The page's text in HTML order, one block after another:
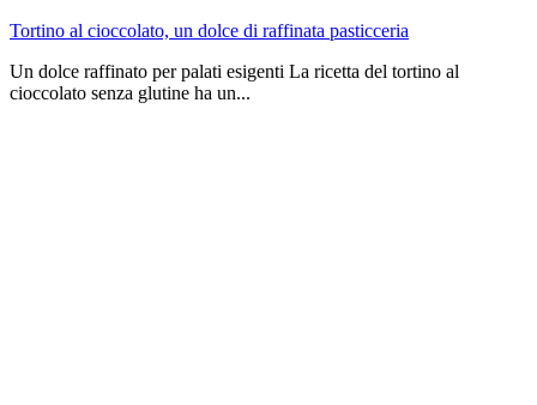
Tortino al cioccolato, un dolce di raffinata pasticceria
Un dolce raffinato per palati esigenti La ricetta del tortino al
cioccolato senza glutine ha un...